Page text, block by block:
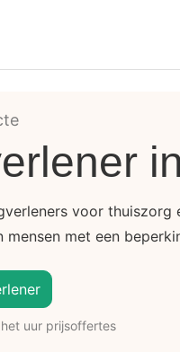
voor thuiszorg
mensen met een
uur prijsoffertes